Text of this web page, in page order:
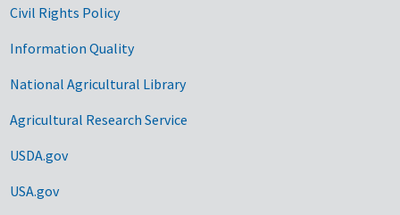
Civil Rights Policy
Information Quality
National Agricultural Library
Agricultural Research Service
USDA.gov
USA.gov